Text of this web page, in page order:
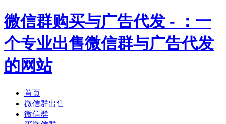
微信群购买与广告代发 - ：一
个专业出售微信群与广告代发
的网站
首页
微信群出售
微信群